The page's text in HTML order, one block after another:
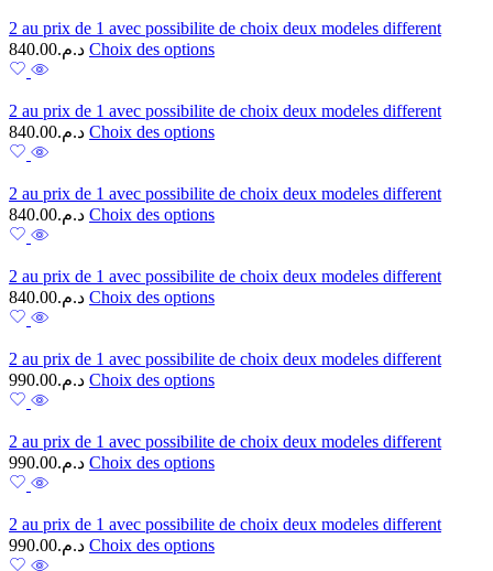
2 au prix de 1 avec possibilite de choix deux modeles different
د.م.840.00 Choix des options
2 au prix de 1 avec possibilite de choix deux modeles different
د.م.840.00 Choix des options
2 au prix de 1 avec possibilite de choix deux modeles different
د.م.840.00 Choix des options
2 au prix de 1 avec possibilite de choix deux modeles different
د.م.840.00 Choix des options
2 au prix de 1 avec possibilite de choix deux modeles different
د.م.990.00 Choix des options
2 au prix de 1 avec possibilite de choix deux modeles different
د.م.990.00 Choix des options
2 au prix de 1 avec possibilite de choix deux modeles different
د.م.990.00 Choix des options